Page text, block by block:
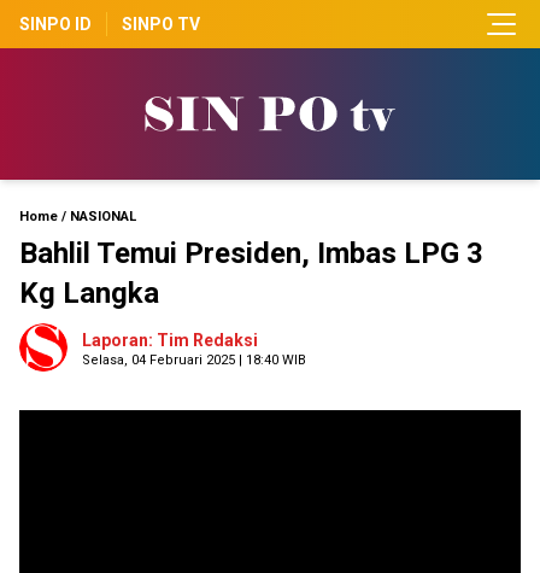
SINPO ID SINPO TV
Home / NASIONAL
Bahlil Temui Presiden, Imbas LPG 3
Kg Langka
Laporan: Tim Redaksi
Selasa, 04 Februari 2025 | 18:40 WIB